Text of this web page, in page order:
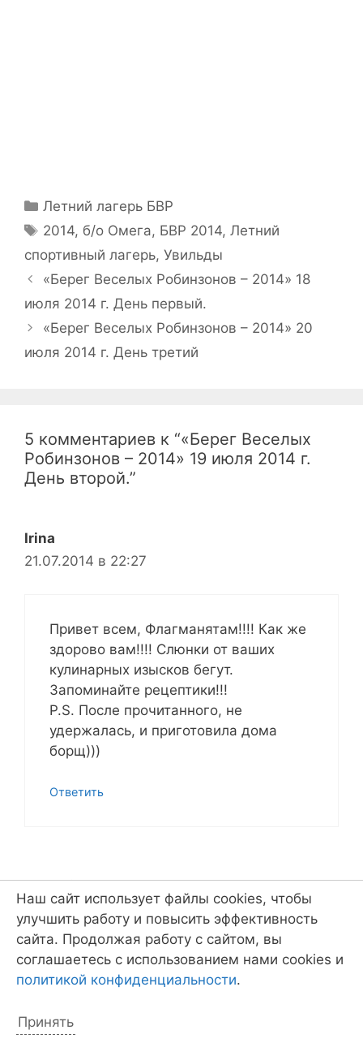
Рубрики
Летний лагерь БВР
Метки
2014, б/о Омега, БВР 2014,Летний
спортивный лагерь, Увильды
Навигация
записи
«Берег Веселых Робинзонов – 2014» 18
июля 2014 г. День первый.
«Берег Веселых Робинзонов – 2014» 20
июля 2014 г. День третий
5 комментариев к “«Берег Веселых
Робинзонов – 2014» 19 июля 2014 г.
День второй.”
Irina
21.07.2014 в 22:27
Привет всем, Флагманятам!!!! Как же
здорово вам!!!! Слюнки от ваших
кулинарных изысков бегут.
Запоминайте рецептики!!!
P.S. После прочитанного, не
удержалась, и приготовила дома
борщ)))
Ответить
Lena Sintzova
21.07.2014 в 12:38
Приветствую вас, Флагманята! Очень
с удовольствием читаем всех семьёй!
Продолжайте в том же духе, и пусть
Наш сайт использует файлы cookies, чтобы
улучшить работу и повысить эффективность
сайта. Продолжая работу с сайтом, вы
соглашаетесь с использованием нами cookies и
политикой конфиденциальности.
Принять